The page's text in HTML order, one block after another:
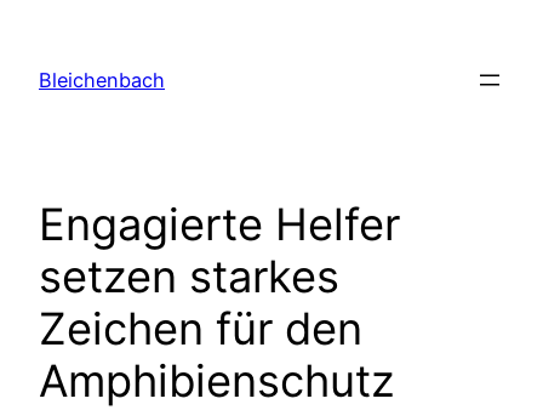
springen
Bleichenbach
Engagierte Helfer
setzen starkes
Zeichen für den
Amphibienschutz